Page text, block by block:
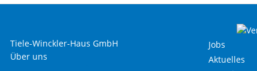
Tiele-Winckler-Haus GmbH
Über uns
Jobs
Aktuelles